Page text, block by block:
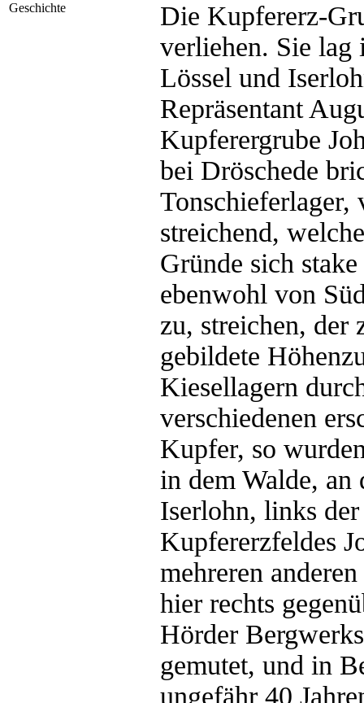
Geschichte
Die Kupfererz-
verliehen. Sie lag
Lössel und
Repräsentant
Kupferergrube
bei Dröschede
Tonschieferlager,
streichend,
Gründe sich
ebenwohl von
zu, streichen, der
gebildete
Kiesellagern
verschiedenen
Kupfer, so
in dem Walde, an
Iserlohn, links
Kupfererzfeldes
mehreren
hier rechts
Hörder
gemutet, und in
ungefähr 40